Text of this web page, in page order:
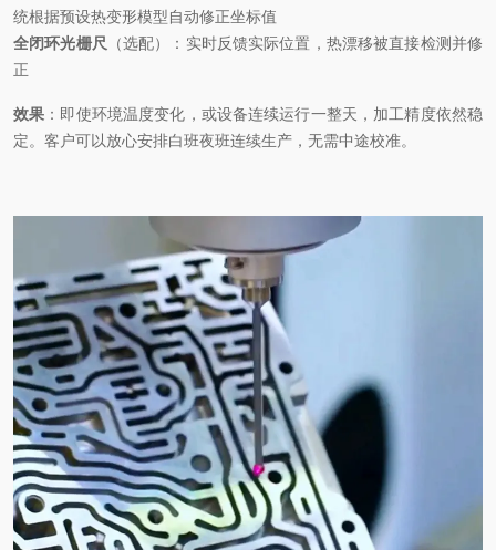
统根据预设热变形模型自动修正坐标值
全闭环光栅尺
（选配）：实时反馈实际位置，热漂移被直接检测并修
正
效果 ：即使环境温度变化，或设备连续运行一整天，加工精度依然稳
定。客户可以放心安排白班夜班连续生产，无需中途校准。